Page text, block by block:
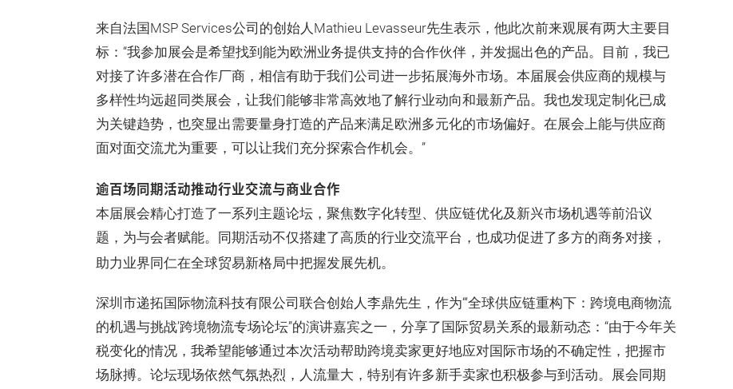
来自法国MSP Services公司的创始人Mathieu Levasseur先生表示，他此次前来观展有两大主要目
标：“我参加展会是希望找到能为欧洲业务提供支持的合作伙伴，并发掘出色的产品。目前，我已
对接了许多潜在合作厂商，相信有助于我们公司进一步拓展海外市场。本届展会供应商的规模与
多样性均远超同类展会，让我们能够非常高效地了解行业动向和最新产品。我也发现定制化已成
为关键趋势，也突显出需要量身打造的产品来满足欧洲多元化的市场偏好。在展会上能与供应商
面对面交流尤为重要，可以让我们充分探索合作机会。”
逾百场同期活动推动行业交流与商业合作
本届展会精心打造了一系列主题论坛，聚焦数字化转型、供应链优化及新兴市场机遇等前沿议
题，为与会者赋能。同期活动不仅搭建了高质的行业交流平台，也成功促进了多方的商务对接，
助力业界同仁在全球贸易新格局中把握发展先机。
深圳市递拓国际物流科技有限公司联合创始人李鼎先生，作为“‘全球供应链重构下：跨境电商物流
的机遇与挑战’跨境物流专场论坛”的演讲嘉宾之一，分享了国际贸易关系的最新动态：“由于今年关
税变化的情况，我希望能够通过本次活动帮助跨境卖家更好地应对国际市场的不确定性，把握市
场脉搏。论坛现场依然气氛热烈，人流量大，特别有许多新手卖家也积极参与到活动。展会同期